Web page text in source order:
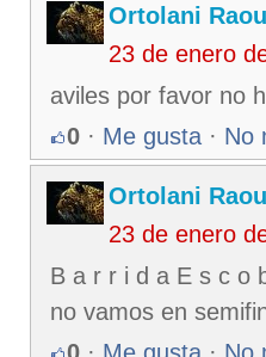
Ortolani
23 de enero
aviles por favor no
0 · Me gusta · No
Ortolani
23 de enero
B a r r i d a E s c o
no vamos en